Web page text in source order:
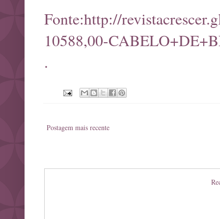
Fonte:http://
10588,00-
.
Postagem mais recente